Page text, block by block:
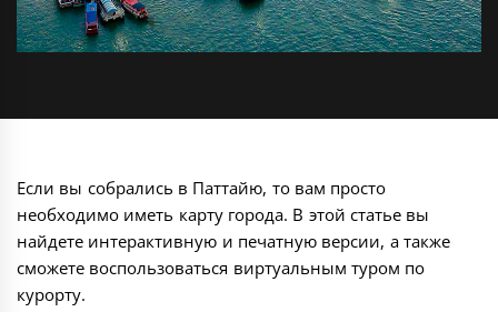
Если вы собрались в Паттайю, то вам просто
необходимо иметь карту города. В этой статье вы
найдете интерактивную и печатную версии, а также
сможете воспользоваться виртуальным туром по
курорту.